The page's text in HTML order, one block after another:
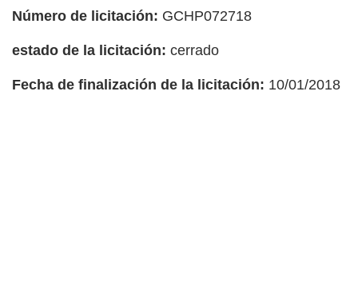
Número de licitación: GCHP072718
estado de la licitación: cerrado
Fecha de finalización de la licitación: 10/01/2018